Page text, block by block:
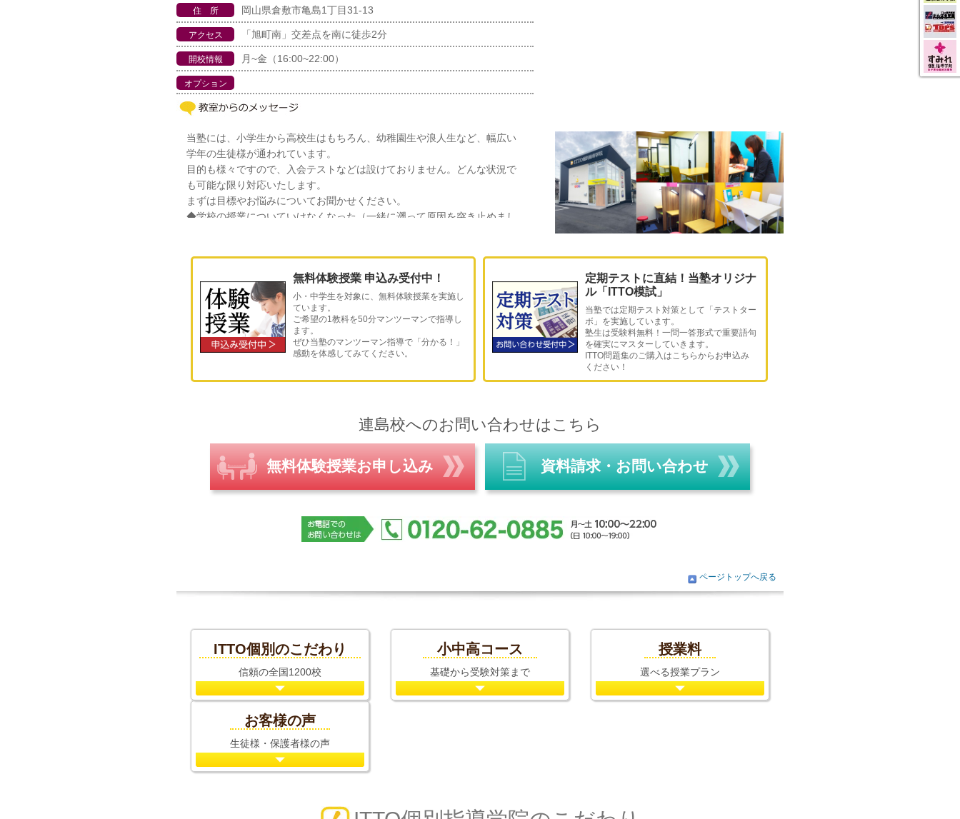
住 所 岡山県倉敷市亀島1丁目31-13
アクセス 「旭町南」交差点を南に徒歩2分
開校情報 月~金（16:00~22:00）
オプション
当塾には、小学生から高校生はもちろん、幼稚園生や浪人生など、幅広い
学年の生徒様が通われています。
目的も様々ですので、入会テストなどは設けておりません。どんな状況で
も可能な限り対応いたします。
まずは目標やお悩みについてお聞かせください。
◆学校の授業についていけなくなった（一緒に遡って原因を突き止めまし
指しましょう）
◆不登校になり学校の授業をしばらく受けておらず、どうしたらいいか分
からない（不登校は要因が様々で、誰にでも起こり得ます。今後に備えた
学習内容をお伝えします）
◆中学、高校、大学受験について知りたいことがある（全国に校舎がある
ため、常に最新情報をご案内できます）
◆英検に特化して教えてほしい（二次試験まで対策可能です）
上記以外にもたくさんのご相談をいただいております。どんな状況でもま
ずは遠慮なくご相談ください！！
無料体験授業 申込み受付中！
小・中学生を対象に、無料体験授業を実施し
ています。
ご希望の1教科を50分マンツーマンで指導し
ます。
ぜひ当塾のマンツーマン指導で「分かる！」
感動を体感してみてください。
定期テストに直結！当塾オリジナ
ル「ITTO模試」
当塾では定期テスト対策として「テストター
ボ」を実施しています。
塾生は受験料無料！一問一答形式で重要語句
を確実にマスターしていきます。
ITTO問題集のご購入はこちらからお申込み
ください！
連島校へのお問い合わせはこちら
無料体験授業お申し込み 資料請求・お問い合わせ
ページトップへ戻る
ITTO個別のこだわり
信頼の全国1200校
小中高コース
基礎から受験対策まで
授業料
選べる授業プラン
お客様の声
生徒様・保護者様の声